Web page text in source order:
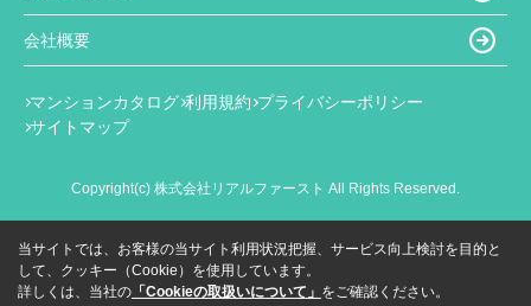
会社概要
マンションカタログ 利用規約 プライバシーポリシー
サイトマップ
Copyright(c) 株式会社リアルファースト All Rights Reserved.
当サイトでは、お客様の当サイト利用状況把握、サービス向上検討を目的と
して、クッキー（Cookie）を使用しています。
詳しくは、当社の 「Cookieの取扱いについて」 をご確認ください。